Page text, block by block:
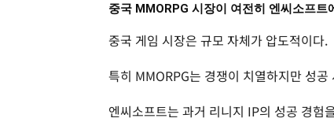
중국 MMORPG 시장이 여전히 엔씨소프트
중국 게임 시장은 규모 자체가 압도적이다.
특히 MMORPG는 경쟁이 치열하지만 성
엔씨소프트는 과거 리니지 IP의 성공 경험